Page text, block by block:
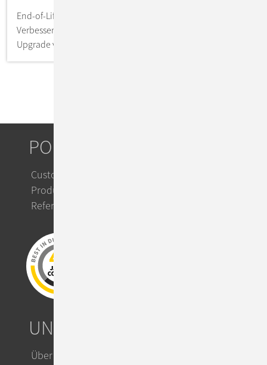
End-of-Life als Chance zur Transformation und
Verbesserung Ihrer Unternehmenssysteme: So gelingt das
Upgrade von RHEL 7 + 8 nahtlos.
PORTFOLIO
Custom IT Solutions
Product Solutions
Referenzen
UNTERNEHMEN
Über ConSol